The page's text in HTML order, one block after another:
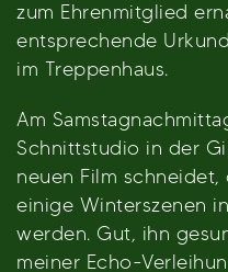
zum Ehrenmitglied
entsprechende
im Treppenhaus.
Am
Schnittstudio in der
neuen Film
einige Winterszenen
werden. Gut, ihn
meiner Echo-